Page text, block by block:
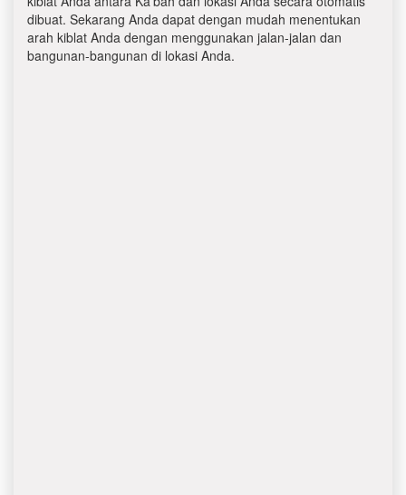
dibuat. Sekarang Anda dapat dengan mudah menentukan
arah kiblat Anda dengan menggunakan jalan-jalan dan
bangunan-bangunan di lokasi Anda.